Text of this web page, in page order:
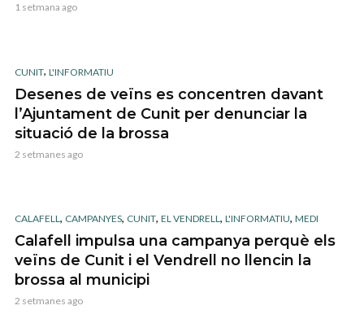
1 setmana ago
CUNIT, L'INFORMATIU
Desenes de veïns es concentren davant
l’Ajuntament de Cunit per denunciar la
situació de la brossa
2 setmanes ago
CALAFELL, CAMPANYES, CUNIT, EL VENDRELL, L'INFORMATIU, MEDI
Calafell impulsa una campanya perquè els
veïns de Cunit i el Vendrell no llencin la
brossa al municipi
2 setmanes ago